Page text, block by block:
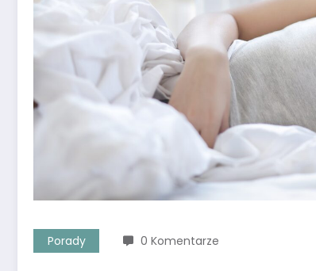
Porady 0 Komentarze